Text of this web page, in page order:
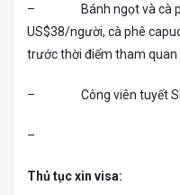
– Bánh ngọt và cà phê
US$38/người, cà phê
trước thời điểm tham quan
– Công viên tuyết Ski
–
Thủ tục xin visa: